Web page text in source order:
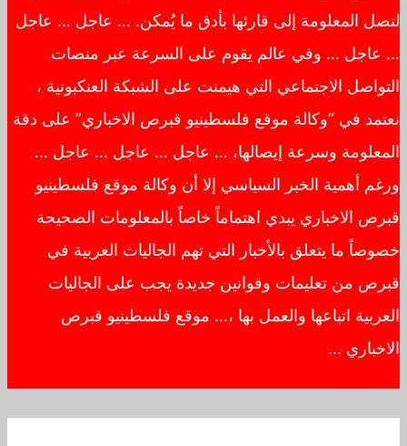
لتصل المعلومة إلى قارئها بأدق ما يُمكن. … عاجل … عاجل
… عاجل … وفي عالم يقوم على السرعة عبر منصات
التواصل الاجتماعي التي هيمنت على الشبكة العنكبوتية ،
نعتمد في “وكالة موقع فلسطينيو قبرص الاخباري” على دقة
المعلومة وسرعة إيصالها، … عاجل … عاجل … عاجل …
ورغم أهمية الخبر السياسي إلا أن وكالة موقع فلسطينيو
قبرص الاخباري يبدي اهتماماً خاصاً بالمعلومات الصحيحة
خصوصاً ما يتعلق بالأخبار التي تهم الجاليات العربية في
قبرص من تعليمات وقوانين جديدة يجب على الجاليات
العربية اتباعها والعمل بها ،… موقع فلسطينيو قبرص
الاخباري …